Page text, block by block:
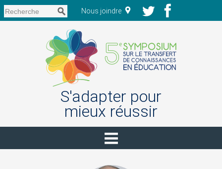
Nous joindre
S'adapter pour
mieux réussir